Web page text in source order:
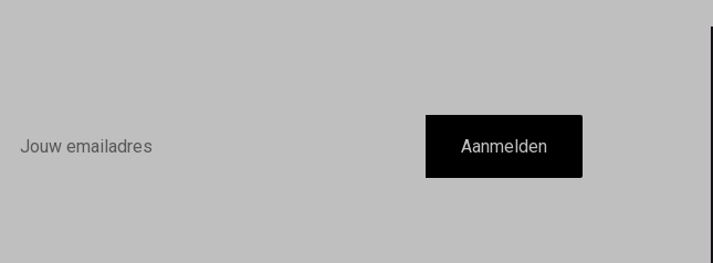
mailadres
Aanmelden